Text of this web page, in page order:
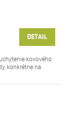
DETAIL
kovového
konkrétne na